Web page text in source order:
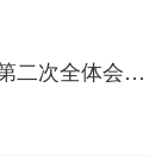
中国科协第十一次全国代表大会举行第二次全体会议 蔡奇到会祝贺并代表党中央致词陕西科协